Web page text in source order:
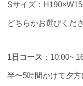
Sサイズ：
どちらかお選びくださ
1日コース ：10:00~
半〜5時間かけて夕